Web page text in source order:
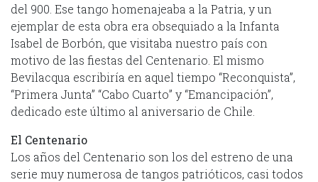
del 900. Ese tango homenajeaba a la Patria, y un
ejemplar de esta obra era obsequiado a la Infanta
Isabel de Borbón, que visitaba nuestro país con
motivo de las fiestas del Centenario. El mismo
Bevilacqua escribiría en aquel tiempo “Reconquista”,
“Primera Junta” “Cabo Cuarto” y “Emancipación”,
dedicado este último al aniversario de Chile.
El Centenario
Los años del Centenario son los del estreno de una
serie muy numerosa de tangos patrióticos, casi todos